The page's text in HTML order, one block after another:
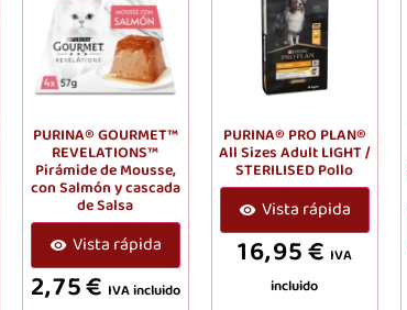
PURINA® GOURMET™
REVELATIONS™
Pirámide de Mousse,
con Salmón y cascada
de Salsa
Vista rápida
2,75€ IVA incluido
PURINA® PRO PLAN®
All Sizes Adult LIGHT /
STERILISED Pollo
Vista rápida
16,95€ IVA
incluido